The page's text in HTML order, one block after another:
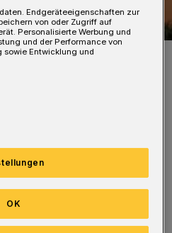
(Mitte), die frisch ernannte
von Prof. Dr. h.c. Ernst-Andreas
Dr. Spathmann sehr
dass sie Frau Dr. Staab
unterstützen
Endgeräteeigenschaften zur
von oder Zugriff auf
Personalisierte Werbung und
und der Performance von
sowie Entwicklung und
OK